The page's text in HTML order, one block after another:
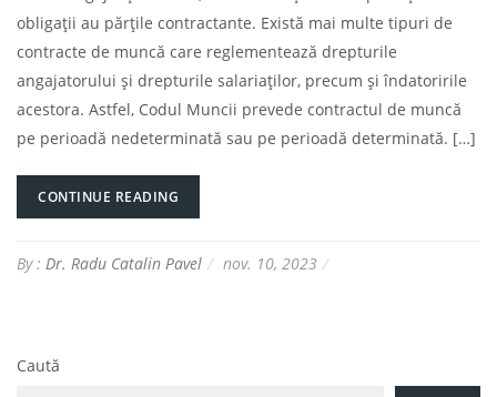
obligații au părțile contractante. Există mai multe tipuri de
contracte de muncă care reglementează drepturile
angajatorului și drepturile salariaților, precum și îndatoririle
acestora. Astfel, Codul Muncii prevede contractul de muncă
pe perioadă nedeterminată sau pe perioadă determinată. […]
CONTINUE READING
By : Dr. Radu Catalin Pavel nov. 10, 2023
Caută